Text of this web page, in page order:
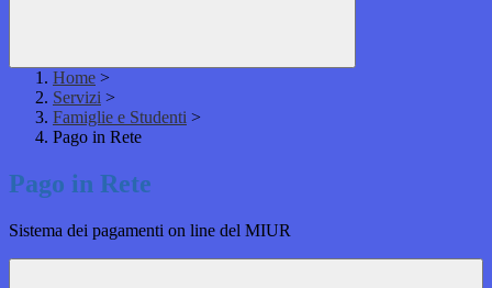
Home >
Servizi >
Famiglie e Studenti >
Pago in Rete
Pago in Rete
Sistema dei pagamenti on line del MIUR